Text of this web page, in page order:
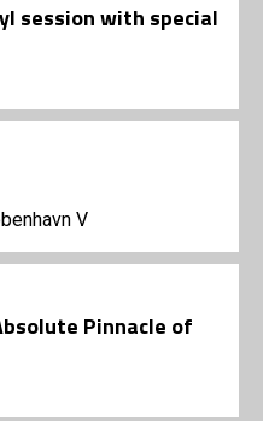
session with special
V
Pinnacle of